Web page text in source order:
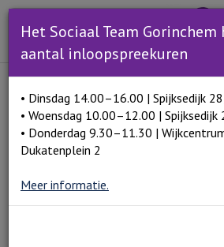
Open en sluit het
Menu
Lees voor
Home
Wandelen: de makkelijkste
gezonde leefstijl
Wandelen: de
stap naar een
Het Sociaal Team Gorinchem
aantal inloopspreekuren
• Dinsdag 14.00–16.00 | Spijksedijk
• Woensdag 10.00–12.00 | Spijksedijk
• Donderdag 9.30–11.30 |
Dukatenplein 2
Meer informatie.